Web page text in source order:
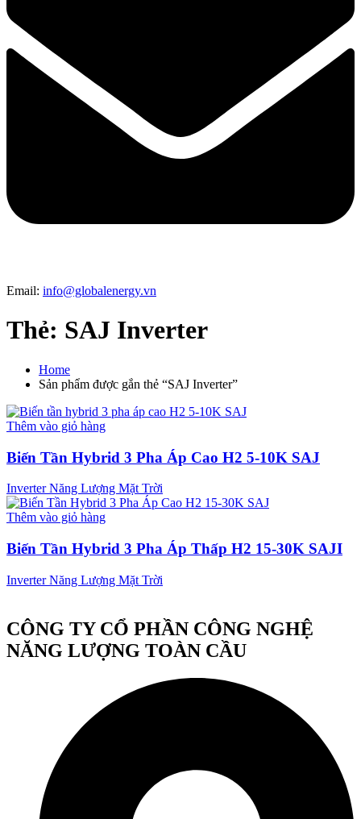
Email: info@globalenergy.vn
Thẻ: SAJ Inverter
Home
Sản phẩm được gắn thẻ “SAJ Inverter”
Thêm vào giỏ hàng
Biến Tần Hybrid 3 Pha Áp Cao H2 5-10K SAJ
Inverter Năng Lượng Mặt Trời
Thêm vào giỏ hàng
Biến Tần Hybrid 3 Pha Áp Thấp H2 15-30K SAJI
Inverter Năng Lượng Mặt Trời
CÔNG TY CỔ PHẦN CÔNG NGHỆ
NĂNG LƯỢNG TOÀN CẦU